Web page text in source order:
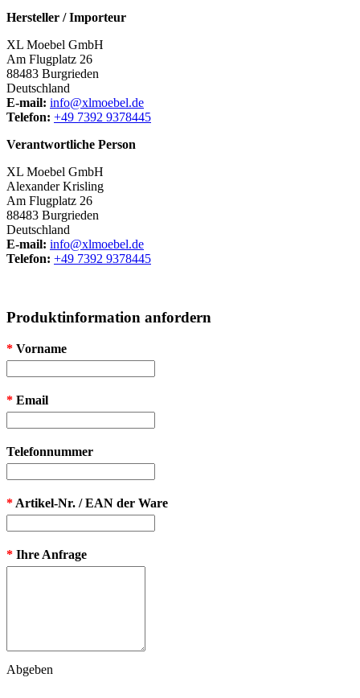
Hersteller / Importeur
XL Moebel GmbH
Am Flugplatz 26
88483 Burgrieden
Deutschland
E-mail: info@xlmoebel.de
Telefon: +49 7392 9378445
Verantwortliche Person
XL Moebel GmbH
Alexander Krisling
Am Flugplatz 26
88483 Burgrieden
Deutschland
E-mail: info@xlmoebel.de
Telefon: +49 7392 9378445
Produktinformation anfordern
* Vorname
* Email
Telefonnummer
* Artikel-Nr. / EAN der Ware
* Ihre Anfrage
Abgeben